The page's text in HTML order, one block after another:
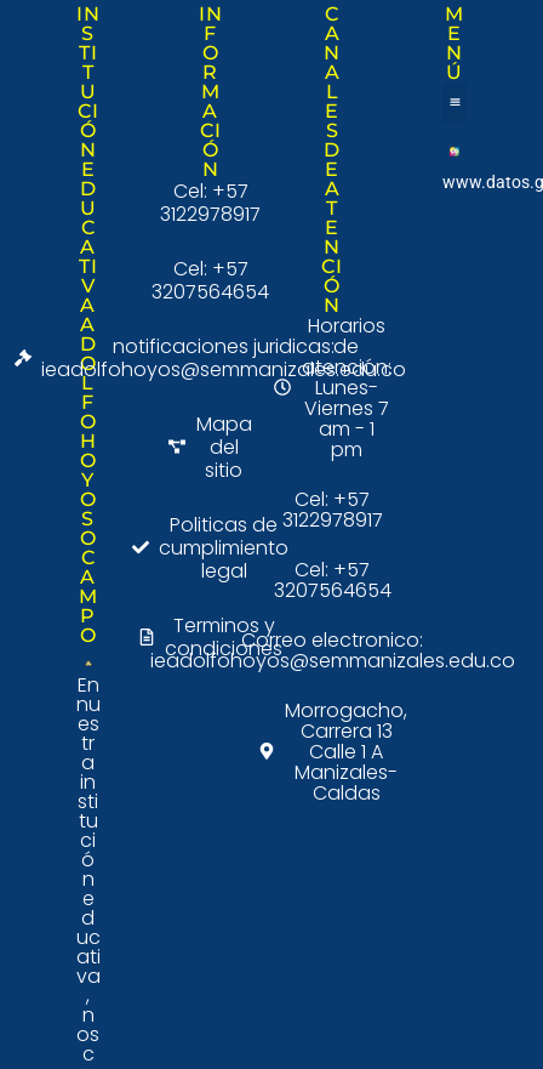
IN
S
TI
T
U
CI
Ó
N
E
D
U
C
A
TI
V
A
A
D
O
L
F
O
H
O
Y
O
S
O
C
A
M
P
O
En
nu
es
tr
a
in
sti
tu
ci
ó
n
e
d
uc
ati
va
,
n
os
c
IN
F
O
R
M
A
CI
Ó
N
Cel: +57
3122978917
Cel: +57
3207564654
notificaciones juridicas:
ieadolfohoyos@semmanizales.edu.co
Mapa
del
sitio
Politicas de
cumplimiento
legal
Terminos y
condiciones
C
A
N
A
L
E
S
D
E
A
T
E
N
CI
Ó
N
Horarios
de
atención:
Lunes-
Viernes 7
am - 1
pm
Cel: +57
3122978917
Cel: +57
3207564654
Correo electronico:
ieadolfohoyos@semmanizales.edu.co
Morrogacho,
Carrera 13
Calle 1 A
Manizales-
Caldas
M
E
N
Ú